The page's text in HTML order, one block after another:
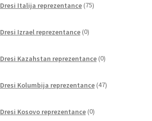
Dresi Italija reprezentance 75izdelkov
Dresi Izrael reprezentance 0izdelkov
Dresi Kazahstan reprezentance 0izdelkov
Dresi Kolumbija reprezentance 47izdelkov
Dresi Kosovo reprezentance 0izdelkov